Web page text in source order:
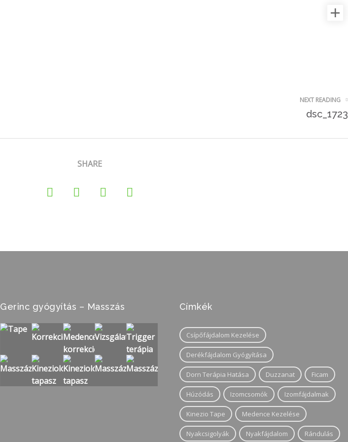
NEXT READING
dsc_1723
SHARE
Gerinc gyógyítás – Masszás Címkék
Csípőfájdalom Kezelése
Derékfájdalom Gyógyítása
Dorn Terápia Hatása Duzzanat Ficam
Húzódás Izomcsomók Izomfájdalmak
Kinezio Tape Medence Kezelése
Nyakcsigolyák Nyakfájdalom Rándulás